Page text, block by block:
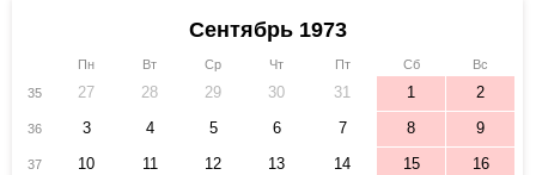
Сентябрь 1973
Пн Вт Ср Чт Пт Сб
Вс
35
27 28 29 30 31 1 2
36 3 4 5 6 7 8 9
37 10 11 12 13 14 15 16